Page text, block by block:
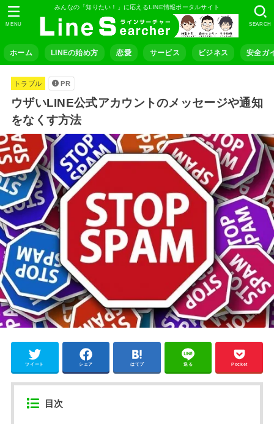
みんなの「知りたい！」に応えるLINE情報ポータルサイト
ホーム LINEの始め方 恋愛 サービス ビジネス 安全ガ
SEARCH
MENU
トラブル PR
ウザいLINE公式アカウントのメッセージや通知
をなくす方法
ツイート シェア はてブ 送る Pocket
目次